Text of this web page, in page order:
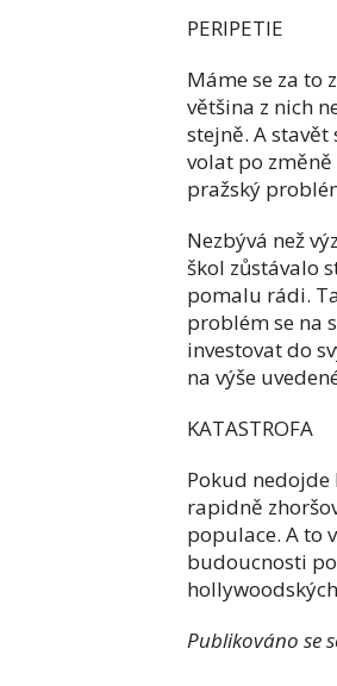
PERIPETIE
Máme se za to
většina z nich
stejně. A
volat po
pražský
Nezbývá než
škol zůstávalo
pomalu rádi.
problém se na
investovat do
na výše
KATASTROFA
Pokud
rapidně
populace. A to
budoucnosti
Publikováno se